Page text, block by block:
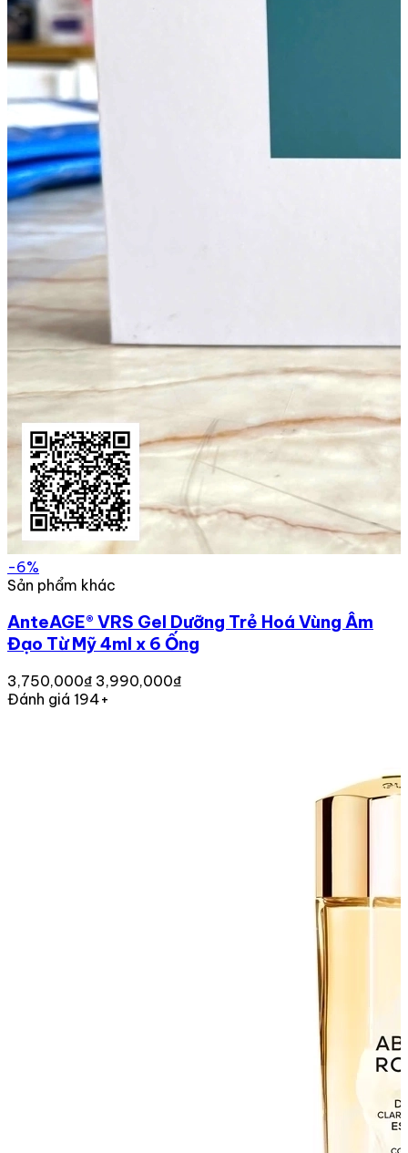
-6%
Sản phẩm khác
AnteAGE® VRS Gel Dưỡng Trẻ Hoá Vùng Âm
Đạo Từ Mỹ 4ml x 6 Ống
3,750,000₫ 3,990,000₫
Đánh giá 194+